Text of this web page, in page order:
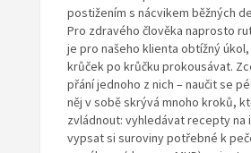
postižením s nácvikem běžných
Pro zdravého člověka naprosto
je pro našeho klienta obtížný
krůček po krůčku prokousávat.
přání jednoho z nich – naučit se
něj v sobě skrývá mnoho kroků,
zvládnout: vyhledávat recepty na
vypsat si suroviny potřebné k